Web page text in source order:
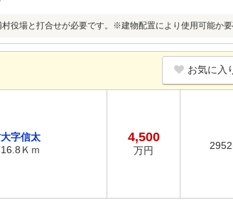
役場と打合せが必要です。※建物配置により使用可能か要
お気に入
字信太
Ｋｍ
4,500
万円